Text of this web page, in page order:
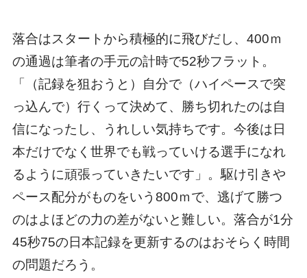
落合はスタートから積極的に飛びだし、400ｍ
の通過は筆者の手元の計時で52秒フラット。
「（記録を狙おうと）自分で（ハイペースで突
っ込んで）行くって決めて、勝ち切れたのは自
信になったし、うれしい気持ちです。今後は日
本だけでなく世界でも戦っていける選手になれ
るように頑張っていきたいです」。駆け引きや
ペース配分がものをいう800ｍで、逃げて勝つ
のはよほどの力の差がないと難しい。落合が1分
45秒75の日本記録を更新するのはおそらく時間
の問題だろう。